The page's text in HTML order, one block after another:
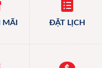
MÃI ĐẶT LỊCH